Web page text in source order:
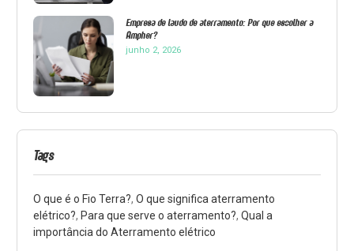
Empresa de laudo de aterramento: Por que escolher a
Ampher?
junho 2, 2026
Tags
O que é o Fio Terra?, O que significa aterramento
elétrico?, Para que serve o aterramento?, Qual a
importância do Aterramento elétrico